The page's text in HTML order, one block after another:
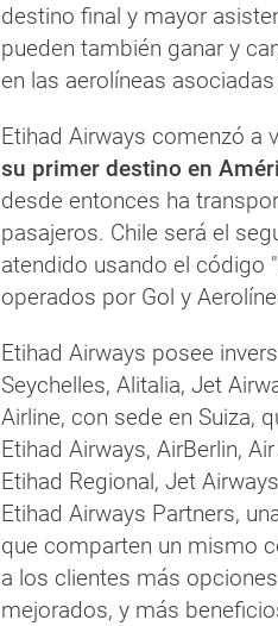
destino final y mayor
pueden también ganar y
en las aerolíneas
Etihad Airways comenzó a
su primer destino en
desde entonces ha
pasajeros. Chile será el
atendido usando el código
operados por Gol y
Etihad Airways posee
Seychelles, Alitalia, Jet
Airline, con sede en Suiza,
Etihad Airways, AirBerlin,
Etihad Regional, Jet
Etihad Airways Partners,
que comparten un mismo
a los clientes más
mejorados, y más